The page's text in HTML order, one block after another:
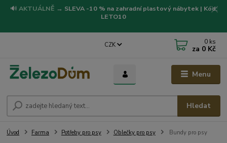
🔊 AKTUÁLNĚ → SLEVA -10 % na zahradní plastový nábytek | Kód:
LETO10
Menu
CZK
Hledat
0 ks
za 0 Kč
Úvod Farma Potřeby pro psy Oblečky pro psy Bundy pro psy